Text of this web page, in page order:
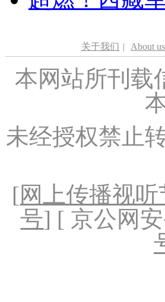
关于我们 | About us
本网站所刊载
未经授权禁止
[网上传播视
号] [ 京公网